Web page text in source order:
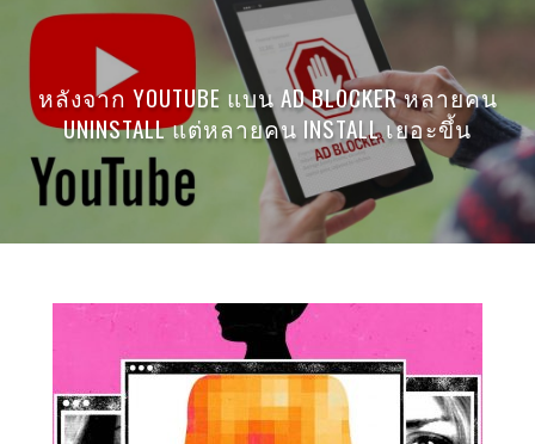
หลังจาก YOUTUBE แบน AD BLOCKER หลายคน
UNINSTALL แต่หลายคน INSTALL เยอะขึ้น